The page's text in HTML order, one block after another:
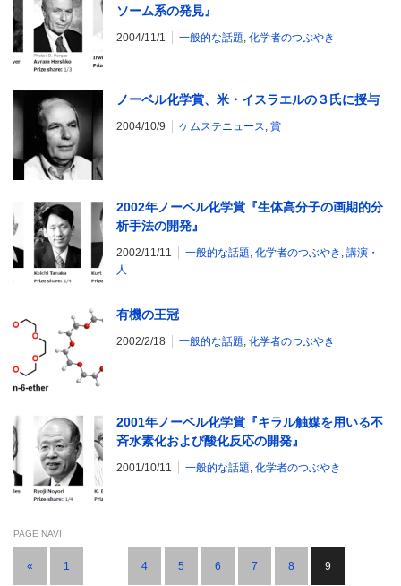
ソーム系の発見』
2004/11/1 一般的な話題, 化学者のつぶやき
ノーベル化学賞、米・イスラエルの３氏に授与
2004/10/9 ケムステニュース, 賞
2002年ノーベル化学賞『生体高分子の画期的分
析手法の開発』
2002/11/11 一般的な話題, 化学者のつぶやき , 講演・
人
有機の王冠
2002/2/18 一般的な話題, 化学者のつぶやき
2001年ノーベル化学賞『キラル触媒を用いる不
斉水素化および酸化反応の開発』
2001/10/11 一般的な話題, 化学者のつぶやき
PAGE NAVI
« 1 4 5 6 7 8 9